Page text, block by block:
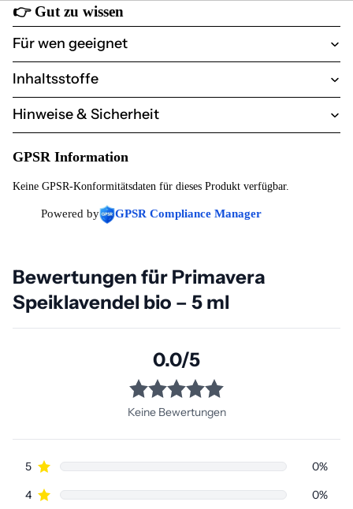
👉 Gut zu wissen
Für wen geeignet
Inhaltsstoffe
Hinweise & Sicherheit
GPSR Information
Keine GPSR-Konformitätsdaten für dieses Produkt verfügbar.
Powered by GPSR Compliance Manager